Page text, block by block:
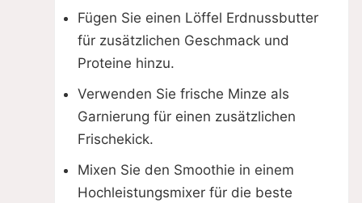
Fügen Sie einen Löffel Erdnussbutter
für zusätzlichen Geschmack und
Proteine hinzu.
Verwenden Sie frische Minze als
Garnierung für einen zusätzlichen
Frischekick.
Mixen Sie den Smoothie in einem
Hochleistungsmixer für die beste